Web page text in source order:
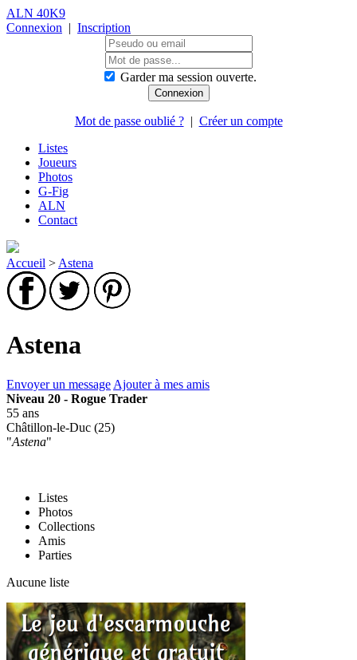
ALN 40K9
Connexion | Inscription
Garder ma session ouverte.
Mot de passe oublié ?| Créer un compte
Listes
Joueurs
Photos
G-Fig
ALN
Contact
Accueil > Astena
Astena
Envoyer un message Ajouter à mes amis
Niveau 20 - Rogue Trader
55 ans
Châtillon-le-Duc (25)
"Astena"
Listes
Photos
Collections
Amis
Parties
Aucune liste